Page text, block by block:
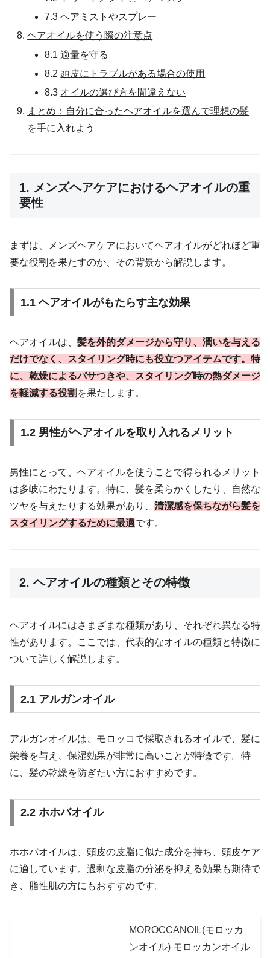
7.3ヘアミストやスプレー
ヘアオイルを使う際の注意点
8.1適量を守る
8.2頭皮にトラブルがある場合の使用
8.3 オイルの選び方を間違えない
まとめ：自分に合ったヘアオイルを選んで理想の髪
を手に入れよう
1. メンズヘアケアにおけるヘアオイルの重
要性
まずは、メンズヘアケアにおいてヘアオイルがどれほど重
要な役割を果たすのか、その背景から解説します。
1.1 ヘアオイルがもたらす主な効果
ヘアオイルは、 髪を外的ダメージから守り、潤いを与える
だけでなく、スタイリング時にも役立つアイテムです。特
に、乾燥によるパサつきや、スタイリング時の熱ダメージ
を軽減する役割 を果たします。
1.2 男性がヘアオイルを取り入れるメリット
男性にとって、ヘアオイルを使うことで得られるメリット
は多岐にわたります。特に、髪を柔らかくしたり、自然な
ツヤを与えたりする効果があり、 清潔感を保ちながら髪を
スタイリングするために最適です。
2. ヘアオイルの種類とその特徴
ヘアオイルにはさまざまな種類があり、それぞれ異なる特
性があります。ここでは、代表的なオイルの種類と特徴に
ついて詳しく解説します。
2.1 アルガンオイル
アルガンオイルは、モロッコで採取されるオイルで、髪に
栄養を与え、保湿効果が非常に高いことが特徴です。特
に、髪の乾燥を防ぎたい方におすすめです。
2.2 ホホバオイル
ホホバオイルは、頭皮の皮脂に似た成分を持ち、頭皮ケア
に適しています。過剰な皮脂の分泌を抑える効果も期待で
き、脂性肌の方にもおすすめです。
MOROCCANOIL(モロッカ
ンオイル) モロッカンオイル